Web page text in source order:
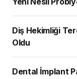
Diş Hekimliği Tercih
Oldu
Dental İmplant